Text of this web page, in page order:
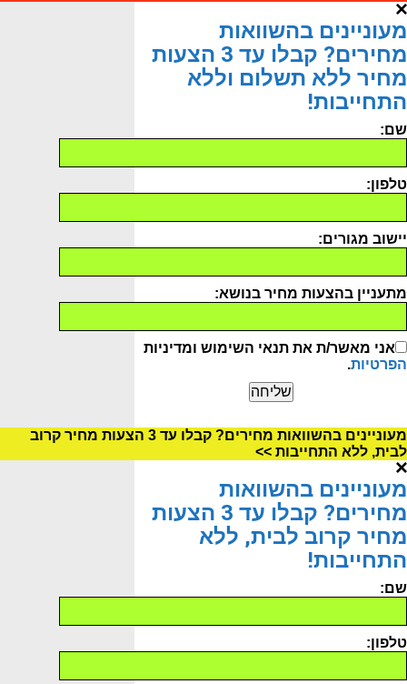
מעוניינים בהשוואות
מחירים? קבלו עד 3 הצעות
מחיר ללא תשלום וללא
התחייבות!
שם:
טלפון:
יישוב מגורים:
מתעניין בהצעות מחיר בנושא:
אני מאשר/ת את תנאי השימוש ומדיניות
הפרטיות.
מעוניינים בהשוואות מחירים? קבלו עד 3 הצעות מחיר קרוב
לבית, ללא התחייבות >>
מעוניינים בהשוואות
מחירים? קבלו עד 3 הצעות
מחיר קרוב לבית, ללא
התחייבות!
שם:
טלפון: